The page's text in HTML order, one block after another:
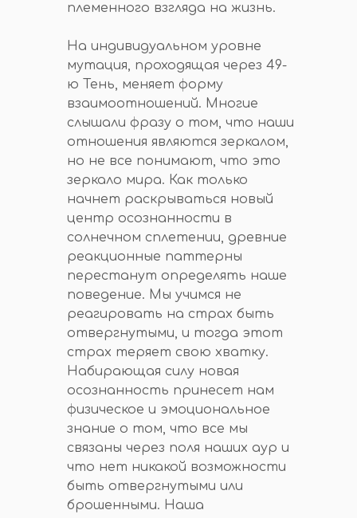
племенного взгляда на жизнь.
На индивидуальном уровне
мутация, проходящая через 49-
ю Тень, меняет форму
взаимоотношений. Многие
слышали фразу о том, что наши
отношения являются зеркалом,
но не все понимают, что это
зеркало мира. Как только
начнет раскрываться новый
центр осознанности в
солнечном сплетении, древние
реакционные паттерны
перестанут определять наше
поведение. Мы учимся не
реагировать на страх быть
отвергнутыми, и тогда этот
страх теряет свою хватку.
Набирающая силу новая
осознанность принесет нам
физическое и эмоциональное
знание о том, что все мы
связаны через поля наших аур и
что нет никакой возможности
быть отвергнутыми или
брошенными. Наша